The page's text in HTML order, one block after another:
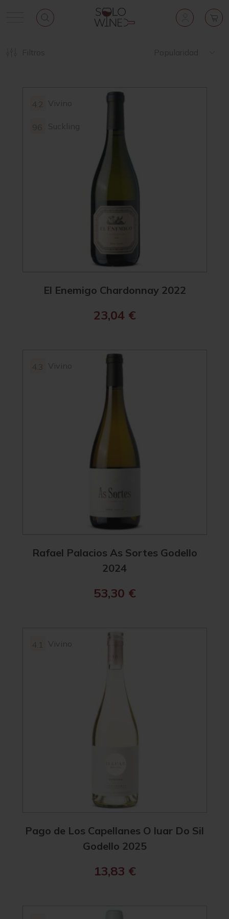
Filtros Popularidad
Vivino
Suckling
El Enemigo Chardonnay 2022
23,04 €
Vivino
Rafael Palacios As Sortes Godello
2024
53,30 €
Vivino
Pago de Los Capellanes O luar Do Sil
Godello 2025
13,83 €